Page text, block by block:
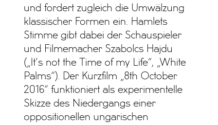
und fordert zugleich die Umwälzung
klassischer Formen ein. Hamlets
Stimme gibt dabei der Schauspieler
und Filmemacher Szabolcs Hajdu
(„It’s not the Time of my Life“, „White
Palms“). Der Kurzfilm „8th October
2016“ funktioniert als experimentelle
Skizze des Niedergangs einer
oppositionellen ungarischen